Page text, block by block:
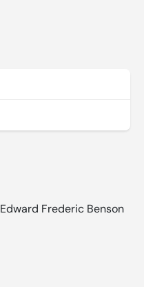
Edward Frederic Benson